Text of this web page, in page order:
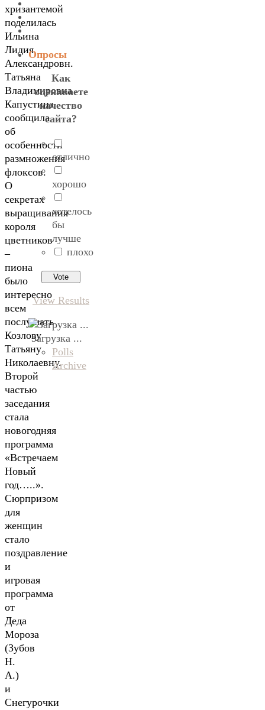
хризантемой
поделилась
Ильина
Лидия
Александровн.
Татьяна
Владимировна
Капустина
сообщила
об
особенности
размножения
флоксов.
О
секретах
выращивания
короля
цветников
–
пиона
было
интересно
всем
послушать
Козлову
Татьяну
Николаевну.
Второй
частью
заседания
стала
новогодняя
программа
«Встречаем
Новый
год…..».
Сюрпризом
для
женщин
стало
поздравление
и
игровая
программа
от
Деда
Мороза
(Зубов
Н.
А.)
и
Снегурочки
Опросы
Как
оцениваете
качество
сайта?
отлично
хорошо
хотелось
бы
лучше
плохо
View Results
Загрузка ...
Polls
Archive